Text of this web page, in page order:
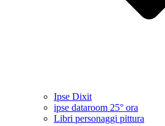
Ipse Dixit
ipse dataroom 25° ora
Libri personaggi pittura